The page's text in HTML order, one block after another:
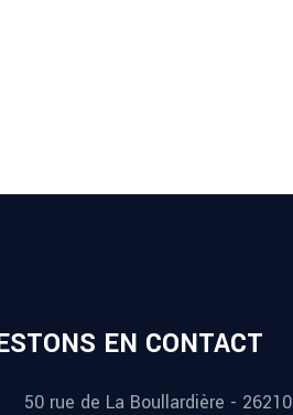
EN CONTACT
50 rue de La Boullardière - 26210